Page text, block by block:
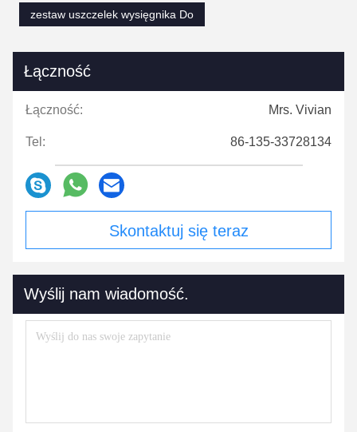
zestaw uszczelek wysięgnika Do
Łączność
Łączność: Mrs. Vivian
Tel: 86-135-33728134
Skontaktuj się teraz
Wyślij nam wiadomość.